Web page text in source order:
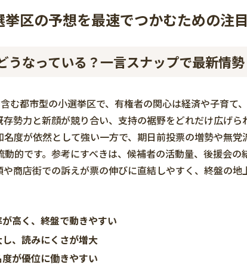
区の予想を最速でつかむための注
うなっている？一言スナップで最新情勢
む都市型の小選挙区で、有権者の関心は経済や子育て
勢力と新顔が競り合い、支持の裾野をどれだけ広げ
度が依然として強い一方で、期日前投票の増勢や無
的です。参考にすべきは、候補者の活動量、後援会
商店街での訴えが票の伸びに直結しやすく、終盤の
高く、終盤で動きやすい
、読みにくさが増大
が優位に働きやすい